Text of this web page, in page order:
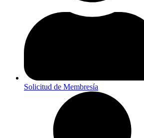
Solicitud de Membresía